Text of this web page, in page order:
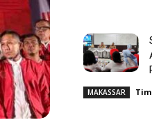
MAKASSAR